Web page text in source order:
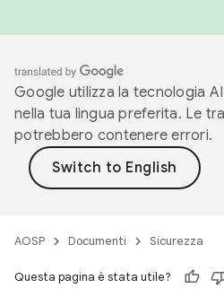
Google utilizza la tecnologia
nella tua lingua preferita. Le
potrebbero contenere errori.
AOSP Documenti Sicurezza
Questa pagina è stata utile?